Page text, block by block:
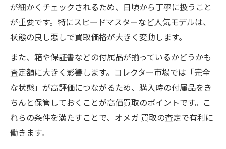
が細かくチェックされるため、日頃から丁寧に扱うこと
が重要です。特にスピードマスターなど人気モデルは、
状態の良し悪しで買取価格が大きく変動します。
また、箱や保証書などの付属品が揃っているかどうかも
査定額に大きく影響します。コレクター市場では「完全
な状態」が高評価につながるため、購入時の付属品をき
ちんと保管しておくことが高価買取のポイントです。こ
れらの条件を満たすことで、オメガ 買取の査定で有利に
働きます。